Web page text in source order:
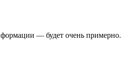
— будет очень примерно.